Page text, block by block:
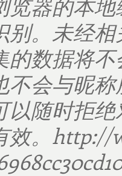
览器的本
别。未经
的数据将
不会与昵
以随时拒
。 http://